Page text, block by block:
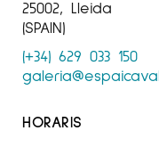
25002, Lleida
(SPAIN)
(+34) 629 033 150
HORARIS